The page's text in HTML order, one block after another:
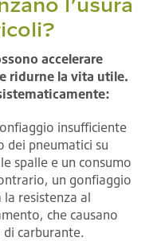
l’usura
accelerare
ridurne la vita utile.
insufficiente
dei pneumatici su
spalle e un consumo
un gonfiaggio
la resistenza al
che causano
di carburante.